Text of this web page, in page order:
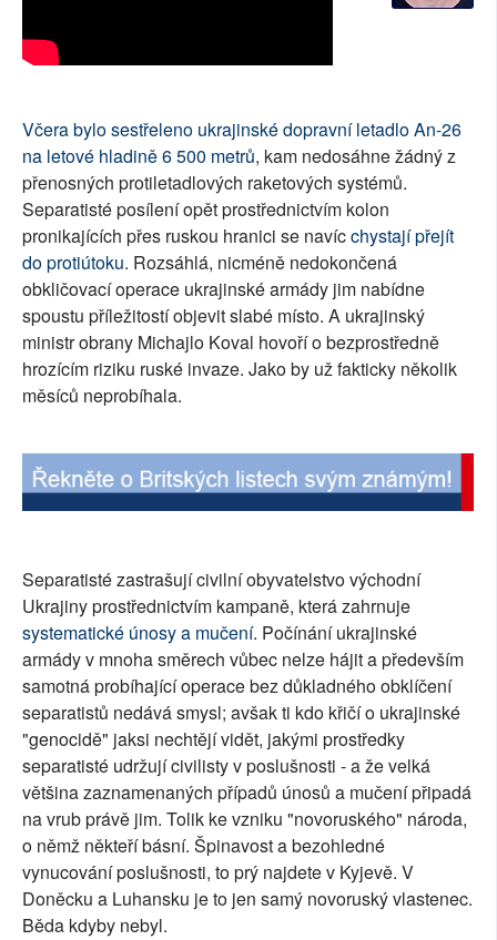
PLNÁ VERZE STRÁNEK
Včera bylo sestřeleno ukrajinské dopravní letadlo An-26
na letové hladině 6 500 metrů, kam nedosáhne žádný z
přenosných protiletadlových raketových systémů.
Separatisté posílení opět prostřednictvím kolon
pronikajících přes ruskou hranici se navícchystají přejít
do protiútoku. Rozsáhlá, nicméně nedokončená
obkličovací operace ukrajinské armády jim nabídne
spoustu příležitostí objevit slabé místo. A ukrajinský
ministr obrany Michajlo Koval hovoří o bezprostředně
hrozícím riziku ruské invaze. Jako by už fakticky několik
měsíců neprobíhala.
Separatisté zastrašují civilní obyvatelstvo východní
Ukrajiny prostřednictvím kampaně, která zahrnuje
systematické únosy a mučení. Počínání ukrajinské
armády v mnoha směrech vůbec nelze hájit a především
samotná probíhající operace bez důkladného obklíčení
separatistů nedává smysl; avšak ti kdo křičí o ukrajinské
"genocidě" jaksi nechtějí vidět, jakými prostředky
separatisté udržují civilisty v poslušnosti - a že velká
většina zaznamenaných případů únosů a mučení připadá
na vrub právě jim. Tolik ke vzniku "novoruského" národa,
o němž někteří básní. Špinavost a bezohledné
vynucování poslušnosti, to prý najdete v Kyjevě. V
Doněcku a Luhansku je to jen samý novoruský vlastenec.
Běda kdyby nebyl.